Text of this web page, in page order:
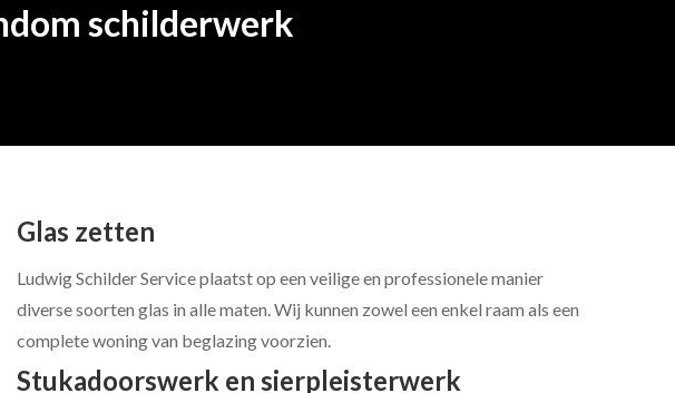
schilderwerk
Glas zetten
Ludwig Schilder Service plaatst op een veilige en professionele manier
diverse soorten glas in alle maten. Wij kunnen zowel een enkel raam als een
complete woning van beglazing voorzien.
Stukadoorswerk en sierpleisterwerk